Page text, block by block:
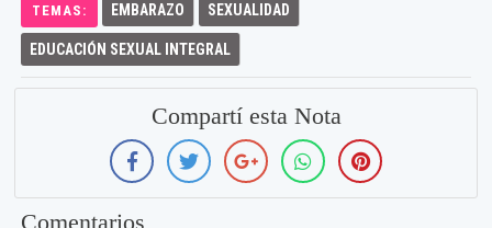
TEMAS: EMBARAZO SEXUALIDAD
EDUCACIÓN SEXUAL INTEGRAL
Compartí esta Nota